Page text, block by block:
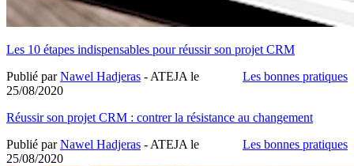
Les 10 étapes indispensables pour réussir son projet CRM
Les bonnes pratiques
Publié parNawel Hadjeras - ATEJA le
25/08/2020
Réussir son projet CRM : contrer la résistance au changement
Les bonnes pratiques
Publié parNawel Hadjeras - ATEJA le
25/08/2020